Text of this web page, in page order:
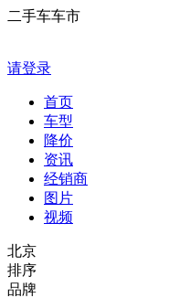
二手车车市
请登录
首页
车型
降价
资讯
经销商
图片
视频
北京
排序
品牌